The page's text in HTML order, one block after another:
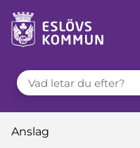
till innehåll
VAD LETAR DU EFTER?
Du är här:
Anslag